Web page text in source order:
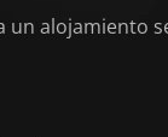
un alojamiento